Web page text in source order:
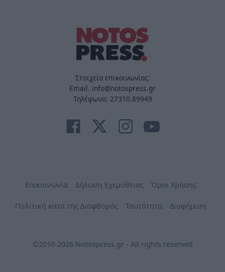
Στοιχεία επικοινωνίας:
Email. info@notospress.gr
Τηλέφωνο: 27310.89949
Επικοινωνία Δήλωση Εχεμύθειας Όροι Χρήσης
Πολιτική κατά της Διαφθοράς Ταυτότητα Διαφήμιση
©2010-2026 Notospress.gr - All rights reserved